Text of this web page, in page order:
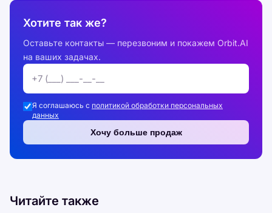
Хотите так же?
Оставьте контакты — перезвоним и покажем Orbit.AI
на ваших задачах.
Я соглашаюсь с политикой обработки персональных
данных
Хочу больше продаж
Читайте также